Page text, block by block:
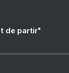
de partir"